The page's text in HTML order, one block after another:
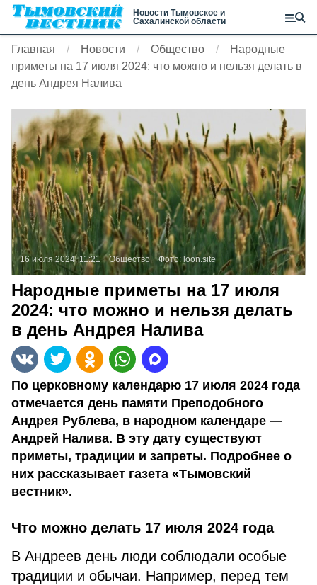
Новости Тымовское и
Сахалинской области
Главная Новости Общество
Народные
приметы на 17 июля 2024: что можно и нельзя делать в
день Андрея Налива
16 июля 2024, 11:21 Общество Фото: loon.site
Народные приметы на 17 июля
2024: что можно и нельзя делать
в день Андрея Налива
По церковному календарю 17 июля 2024 года
отмечается день памяти Преподобного
Андрея Рублева, в народном календаре —
Андрей Налива. В эту дату существуют
приметы, традиции и запреты. Подробнее о
них рассказывает газета «Тымовский
вестник».
Что можно делать 17 июля 2024 года
В Андреев день люди соблюдали особые
традиции и обычаи. Например, перед тем